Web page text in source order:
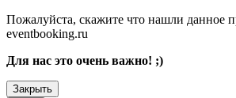
Пожалуйста, скажите что нашли данное
eventbooking.ru
Для нас это очень важно! ;)
Закрыть